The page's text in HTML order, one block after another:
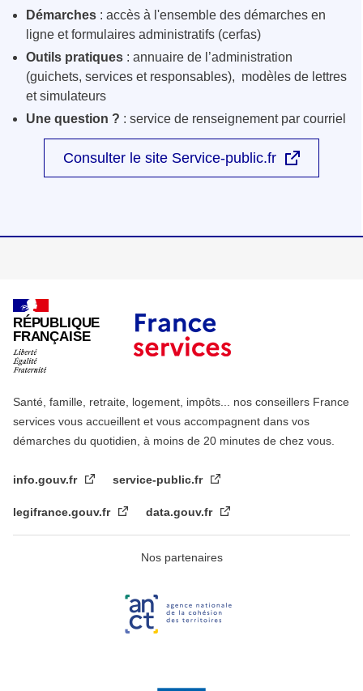
Démarches : accès à l'ensemble des démarches en
ligne et formulaires administratifs (cerfas)
Outils pratiques : annuaire de l’administration
(guichets, services et responsables), modèles de lettres
et simulateurs
Une question ? : service de renseignement par courriel
Consulter le site Service-public.fr
RÉPUBLIQUE
FRANÇAISE
Santé, famille, retraite, logement, impôts... nos conseillers France
services vous accueillent et vous accompagnent dans vos
démarches du quotidien, à moins de 20 minutes de chez vous.
info.gouv.fr service-public.fr
legifrance.gouv.fr data.gouv.fr
Nos partenaires